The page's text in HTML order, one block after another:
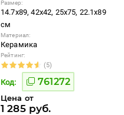
Размер:
14.7x89, 42x42, 25x75, 22.1x89
см
Материал:
Керамика
Рейтинг:
(5)
Код: 761272
Цена от
1 285 руб.